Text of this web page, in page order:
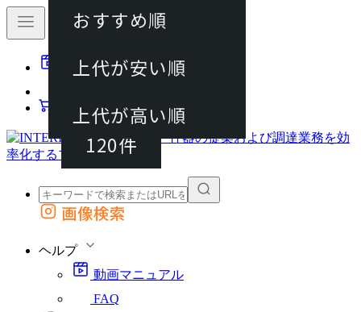
動画マニュアル
カート
外部サイトの商品をカートに追加
画像検索
ヘルプ
動画マニュアル
FAQ
120件
おすすめ順
上代が安い順
上代が高い順